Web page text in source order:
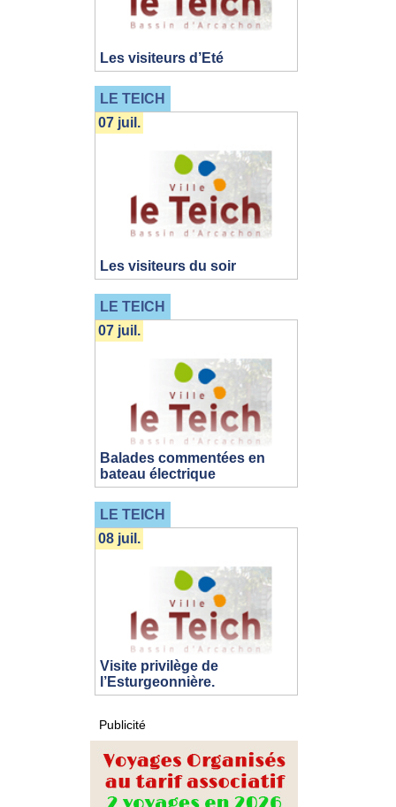
Les visiteurs d’Eté
LE TEICH
Les visiteurs du soir
07 juil.
LE TEICH
Balades commentées en
bateau électrique
07 juil.
LE TEICH
Visite privilège de
l’Esturgeonnière.
08 juil.
Publicité